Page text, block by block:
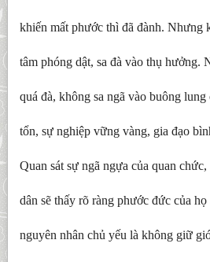
khiến mất phước thì đã đành. Nhưng
tâm phóng dật, sa đà vào thụ hưởng.
quá đà, không sa ngã vào buông
tổn, sự nghiệp vững vàng, gia đạo
Quan sát sự ngã ngựa của quan
dân sẽ thấy rõ ràng phước đức của
nguyên nhân chủ yếu là không giữ